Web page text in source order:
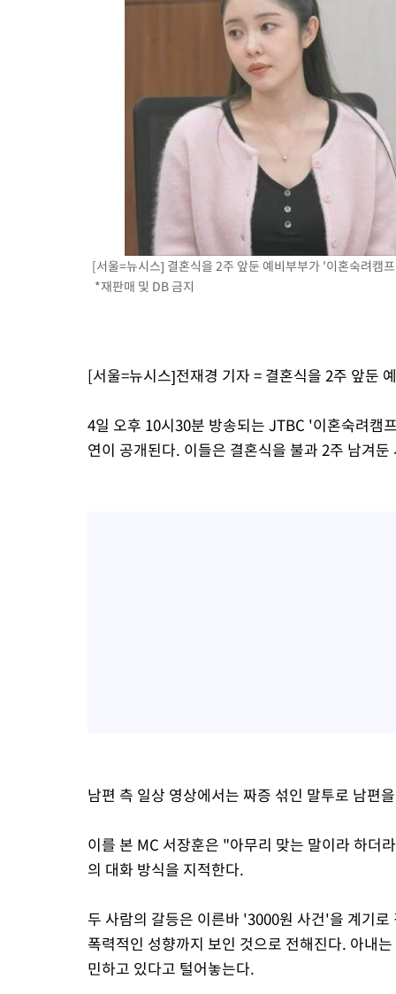
[서울=뉴시스] 결혼식을 2주 앞둔 예비부부가 '이혼숙려
*재판매 및 DB 금지
[서울=뉴시스]전재경 기자 = 결혼식을 2주 앞둔
4일 오후 10시30분 방송되는 JTBC '이혼숙려캠
연이 공개된다. 이들은 결혼식을 불과 2주 남겨
남편 측 일상 영상에서는 짜증 섞인 말투로 남편
이를 본 MC 서장훈은 "아무리 맞는 말이라 하더
의 대화 방식을 지적한다.
두 사람의 갈등은 이른바 '3000원 사건'을 계기
폭력적인 성향까지 보인 것으로 전해진다. 아내
민하고 있다고 털어놓는다.